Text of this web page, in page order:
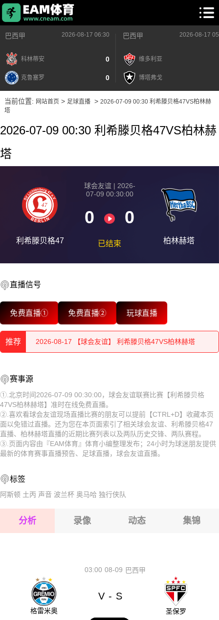
巴西甲 2026-08-17 06:30
科林蒂安 0
克鲁塞罗 0
巴西甲 2026-08-17
维多利亚
博塔弗戈
当前位置: 网站首页> 足球直播> 2026-07-09 00:30 利希滕贝格47VS柏林赫
塔
2026-07-09 00:30 利希滕贝格47VS柏林赫
塔
利希滕贝格47
球会友谊 | 2026-
07-09 00:30:00
0 0
已结束 柏林赫塔
直播信号
免费直播① 免费直播② 玩球直播
推荐
2026-08-17 【球会友谊】 利希滕贝格47VS柏林赫塔
2026-08-17 【球会友谊】 利希滕贝格47VS柏林赫塔
2026-08-17 【球会友谊】 利希滕贝格47VS柏林赫塔
2026-08-17 【球会友谊】 利希滕贝格47VS柏林赫塔
2026-08-17 【球会友谊】 利希滕贝格47VS柏林赫塔
2026-08-17 【球会友谊】 利希滕贝格47VS柏林赫塔
2026-08-17 【球会友谊】 利希滕贝格47VS柏林赫塔
2026-08-17 【球会友谊】 利希滕贝格47VS柏林赫塔
2026-08-17 【球会友谊】 利希滕贝格47VS柏林赫塔
赛事源
①.北京时间2026-07-09 00:30:00，球会友谊联赛比赛【利希滕贝格
47VS柏林赫塔】准时在线免费直播。
②.喜欢看球会友谊现场直播比赛的朋友可以提前【CTRL+D】收藏本页
面以免错过直播。还为您在本页面索引了相关球会友谊、利希滕贝格47
直播、柏林赫塔直播的近期比赛列表以及两队历史交锋、两队赛程。
③.页面内容由『EAM体育』体育小编整理发布；24小时为球迷朋友提供
最新的体育赛事直播预告、足球直播，球会友谊直播。
标签
阿斯顿 土丙 声音 波兰杯 奥马哈 独行侠队
分析 录像 动态 集锦
08-09
03:00 巴西甲
格雷米奥
V - S
圣保罗